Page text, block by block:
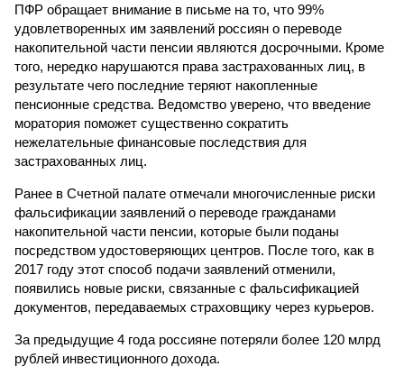
ПФР обращает внимание в письме на то, что 99%
удовлетворенных им заявлений россиян о переводе
накопительной части пенсии являются досрочными. Кроме
того, нередко нарушаются права застрахованных лиц, в
результате чего последние теряют накопленные
пенсионные средства. Ведомство уверено, что введение
моратория поможет существенно сократить
нежелательные финансовые последствия для
застрахованных лиц.
Ранее в Счетной палате отмечали многочисленные риски
фальсификации заявлений о переводе гражданами
накопительной части пенсии, которые были поданы
посредством удостоверяющих центров. После того, как в
2017 году этот способ подачи заявлений отменили,
появились новые риски, связанные с фальсификацией
документов, передаваемых страховщику через курьеров.
За предыдущие 4 года россияне потеряли более 120 млрд
рублей инвестиционного дохода.